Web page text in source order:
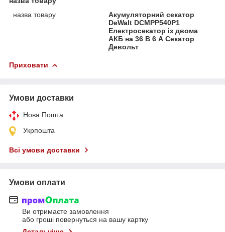
назва товару
Акумуляторний секатор
DeWalt DCMPP540P1
Електросекатор із двома
АКБ на 36 В 6 А Секатор
Девольт
Приховати
Умови доставки
Нова Пошта
Укрпошта
Всі умови доставки
Умови оплати
Ви отримаєте замовлення
або гроші повернуться на вашу картку